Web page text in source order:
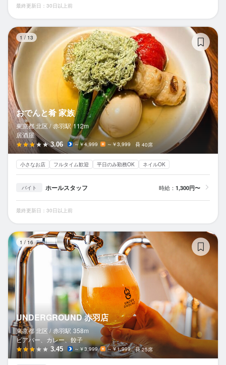
最終更新日：30日以上前
1 / 13
おでんと肴 家族
東京都 北区 / 赤羽駅 112m
居酒屋
3.06 ～￥4,999 ～￥3,999 40席
小さなお店 フルタイム歓迎 平日のみ勤務OK ネイルOK
バイト ホールスタッフ 時給： 1,300円〜
最終更新日：30日以上前
1 / 16
UNDERGROUND 赤羽店
東京都 北区 / 赤羽駅 358m
ビアバー、カレー、餃子
3.45 ～￥3,999 ～￥1,999 25席